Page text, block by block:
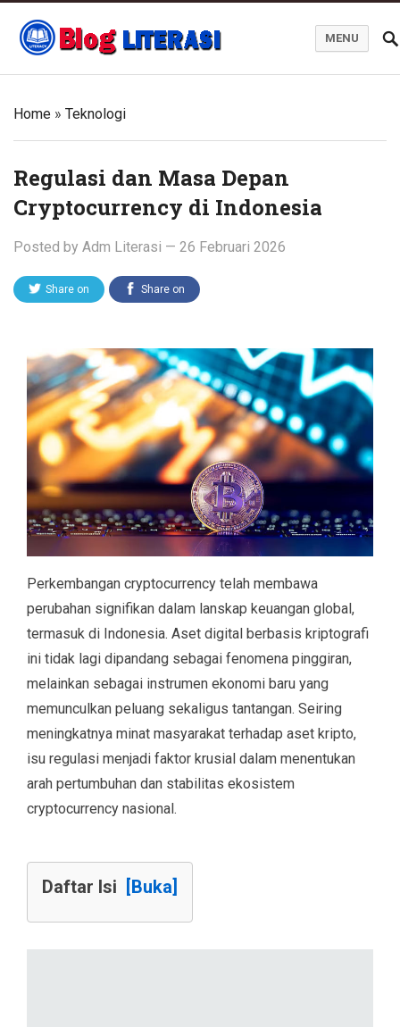
MENU
Home » Teknologi
Regulasi dan Masa Depan
Cryptocurrency di Indonesia
Posted by Adm Literasi — 26 Februari 2026
Share on Share on
Perkembangan cryptocurrency telah membawa
perubahan signifikan dalam lanskap keuangan global,
termasuk di Indonesia. Aset digital berbasis kriptografi
ini tidak lagi dipandang sebagai fenomena pinggiran,
melainkan sebagai instrumen ekonomi baru yang
memunculkan peluang sekaligus tantangan. Seiring
meningkatnya minat masyarakat terhadap aset kripto,
isu regulasi menjadi faktor krusial dalam menentukan
arah pertumbuhan dan stabilitas ekosistem
cryptocurrency nasional.
Daftar Isi [Buka]